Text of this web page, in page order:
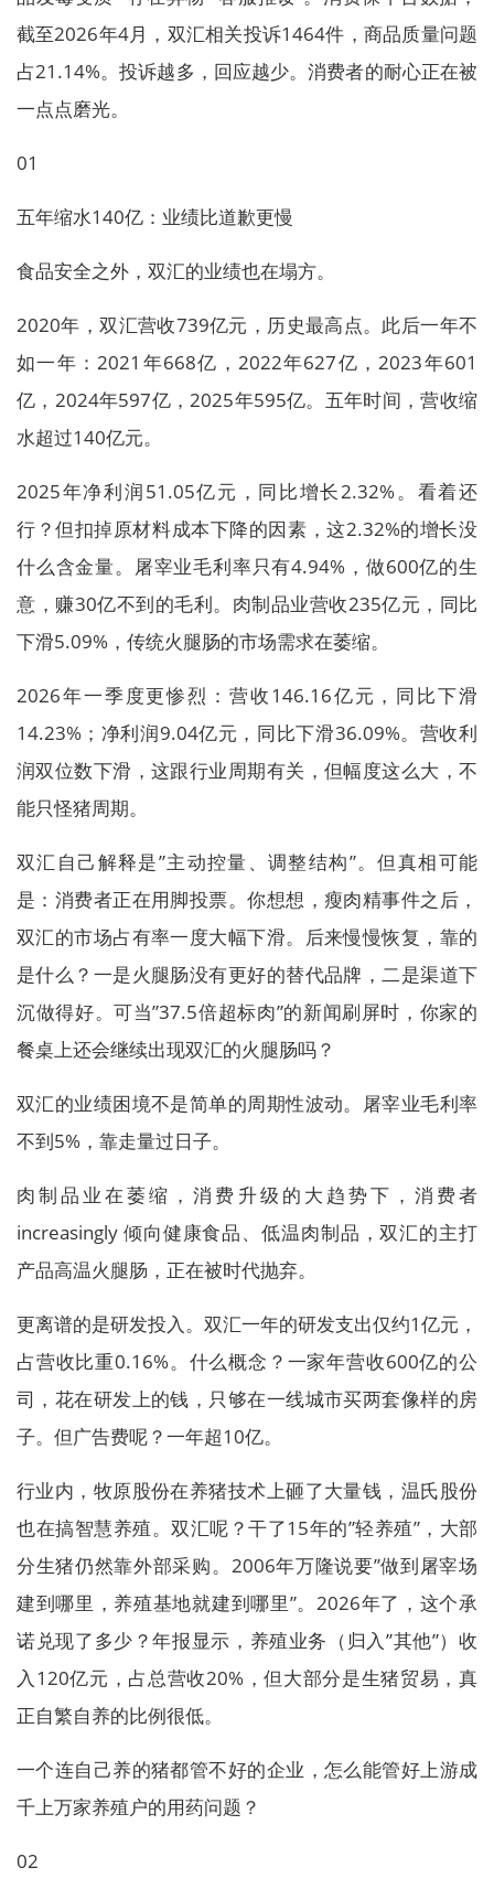
截至2026年4月，双汇相关投诉1464件，商品质量问题
占21.14%。投诉越多，回应越少。消费者的耐心正在被
一点点磨光。
01
五年缩水140亿：业绩比道歉更慢
食品安全之外，双汇的业绩也在塌方。
2020年，双汇营收739亿元，历史最高点。此后一年不
如一年：2021年668亿，2022年627亿，2023年601
亿，2024年597亿，2025年595亿。五年时间，营收缩
水超过140亿元。
2025年净利润51.05亿元，同比增长2.32%。看着还
行？但扣掉原材料成本下降的因素，这2.32%的增长没
什么含金量。屠宰业毛利率只有4.94%，做600亿的生
意，赚30亿不到的毛利。肉制品业营收235亿元，同比
下滑5.09%，传统火腿肠的市场需求在萎缩。
2026年一季度更惨烈：营收146.16亿元，同比下滑
14.23%；净利润9.04亿元，同比下滑36.09%。营收利
润双位数下滑，这跟行业周期有关，但幅度这么大，不
能只怪猪周期。
双汇自己解释是”主动控量、调整结构”。但真相可能
是：消费者正在用脚投票。你想想，瘦肉精事件之后，
双汇的市场占有率一度大幅下滑。后来慢慢恢复，靠的
是什么？一是火腿肠没有更好的替代品牌，二是渠道下
沉做得好。可当”37.5倍超标肉”的新闻刷屏时，你家的
餐桌上还会继续出现双汇的火腿肠吗？
双汇的业绩困境不是简单的周期性波动。屠宰业毛利率
不到5%，靠走量过日子。
肉制品业在萎缩，消费升级的大趋势下，消费者
increasingly 倾向健康食品、低温肉制品，双汇的主打
产品高温火腿肠，正在被时代抛弃。
更离谱的是研发投入。双汇一年的研发支出仅约1亿元，
占营收比重0.16%。什么概念？一家年营收600亿的公
司，花在研发上的钱，只够在一线城市买两套像样的房
子。但广告费呢？一年超10亿。
行业内，牧原股份在养猪技术上砸了大量钱，温氏股份
也在搞智慧养殖。双汇呢？干了15年的”轻养殖”，大部
分生猪仍然靠外部采购。2006年万隆说要”做到屠宰场
建到哪里，养殖基地就建到哪里”。2026年了，这个承
诺兑现了多少？年报显示，养殖业务（归入”其他”）收
入120亿元，占总营收20%，但大部分是生猪贸易，真
正自繁自养的比例很低。
一个连自己养的猪都管不好的企业，怎么能管好上游成
千上万家养殖户的用药问题？
02